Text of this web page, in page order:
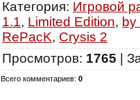
Категория: Игровой
1.1, Limited Edition, by
RePacK, Crysis 2
Просмотров: 1765 |
Всего комментариев: 0